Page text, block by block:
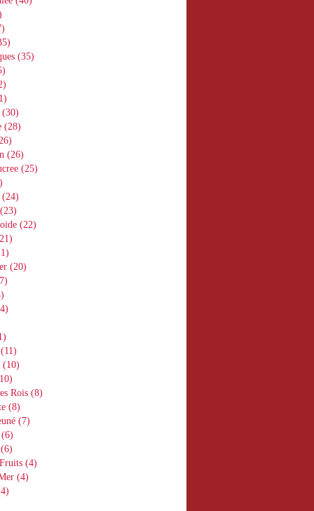
(35)
(30)
(28)
(26)
(25)
(24)
(23)
(22)
(20)
(11)
(10)
Rois (8)
(8)
(7)
(6)
(6)
(4)
(4)